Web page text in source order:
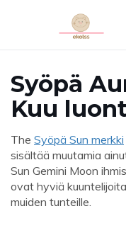
Syöpä
Kuu
The Syöpä Sun merkki
sisältää muutamia
Sun Gemini Moon
ovat hyviä
muiden tunteille.